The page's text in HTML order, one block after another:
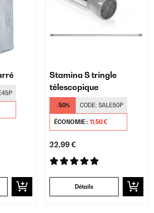
Stamina S tringle
télescopique
-50% CODE: SALE50P
ÉCONOMIE : 11,50 €
22,99 €
Détails